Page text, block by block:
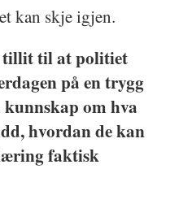
kan skje igjen.
tillit til at politiet
på en trygg
om hva
hvordan de kan
faktisk